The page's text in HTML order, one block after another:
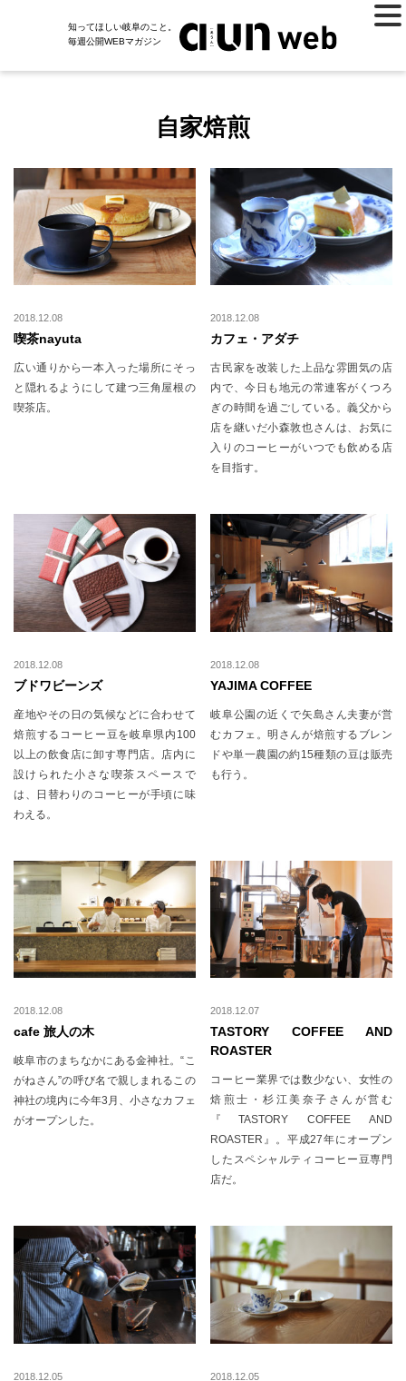
知ってほしい岐阜のこと。
毎週公開WEBマガジン
自家焙煎
2018.12.08
喫茶nayuta
広い通りから一本入った場所にそっ
と隠れるようにして建つ三角屋根の
喫茶店。
2018.12.08
カフェ・アダチ
古民家を改装した上品な雰囲気の店
内で、今日も地元の常連客がくつろ
ぎの時間を過ごしている。義父から
店を継いだ小森敦也さんは、お気に
入りのコーヒーがいつでも飲める店
を目指す。
2018.12.08
ブドワビーンズ
産地やその日の気候などに合わせて
焙煎するコーヒー豆を岐阜県内100
以上の飲食店に卸す専門店。店内に
設けられた小さな喫茶スペースで
は、日替わりのコーヒーが手頃に味
わえる。
2018.12.08
YAJIMA COFFEE
岐阜公園の近くで矢島さん夫妻が営
むカフェ。明さんが焙煎するブレン
ドや単一農園の約15種類の豆は販売
も行う。
2018.12.08
cafe 旅人の木
岐阜市のまちなかにある金神社。“こ
がねさん”の呼び名で親しまれるこの
神社の境内に今年3月、小さなカフェ
がオープンした。
2018.12.07
TASTORY COFFEE AND
ROASTER
コーヒー業界では数少ない、女性の
焙煎士・杉江美奈子さんが営む
『TASTORY COFFEE AND
ROASTER』。平成27年にオープン
したスペシャルティコーヒー豆専門
店だ。
2018.12.05 2018.12.05